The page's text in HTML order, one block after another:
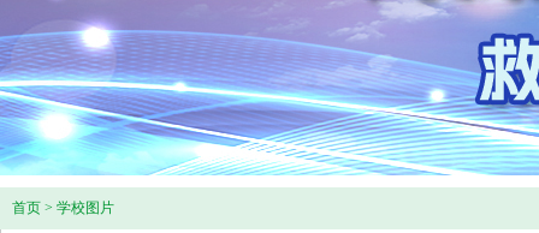
首页 > 学校图片